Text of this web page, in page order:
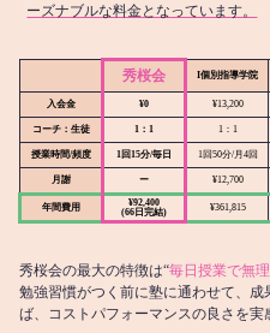
ーズナブルな料金となっています。
秀桜会 I個別指導学院
入会金 ¥0 ¥13,200
コーチ：生徒 1：1 1：1
授業時間/頻度 1回15分/毎日 1回50分/月4回
月謝 ー ¥12,700
年間費用
¥92,400
(66日完結)
¥361,815
秀桜会の最大の特徴は“毎日授業で無
勉強習慣がつく前に塾に通わせて、
ば、コストパフォーマンスの良さを実